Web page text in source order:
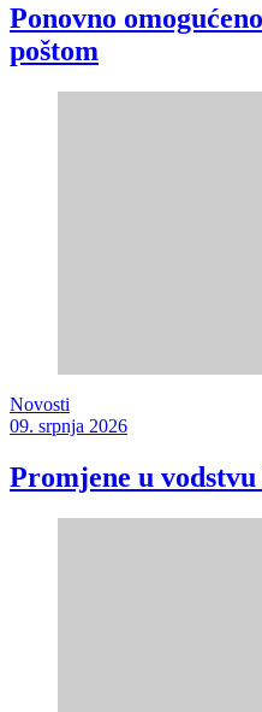
Ponovno
poštom
Novosti
09. srpnja 2026
Promjene u